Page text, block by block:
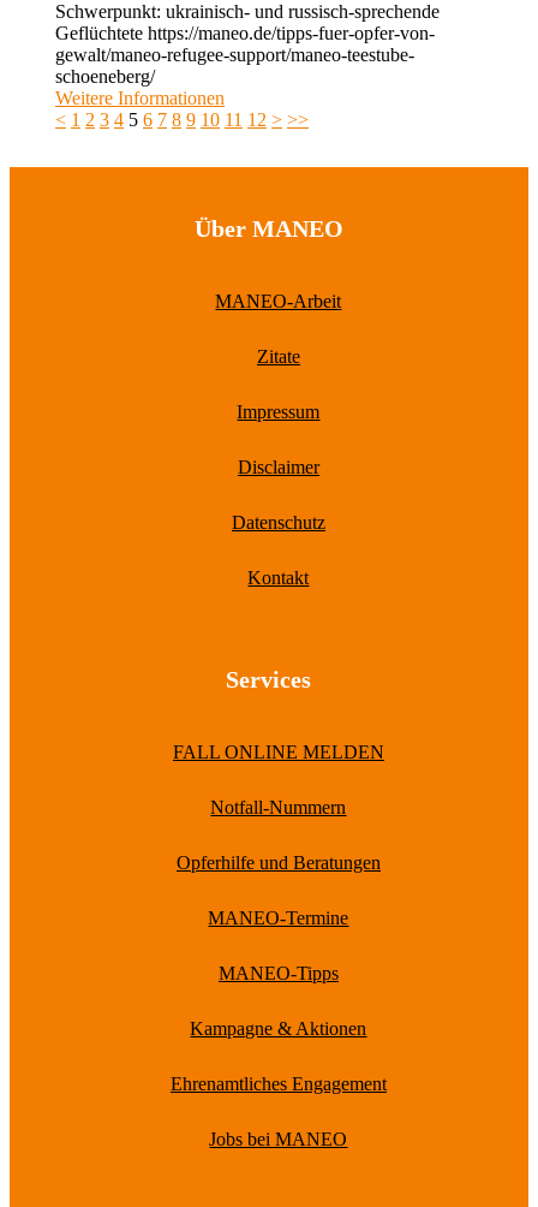
Schwerpunkt: ukrainisch- und russisch-sprechende
Geflüchtete https://maneo.de/tipps-fuer-opfer-von-
gewalt/maneo-refugee-support/maneo-teestube-
schoeneberg/
Weitere Informationen
< 1 2 3 4 5 6 7 8 9 10 11 12 > >>
Über MANEO
MANEO-Arbeit
Zitate
Impressum
Disclaimer
Datenschutz
Kontakt
Services
FALL ONLINE MELDEN
Notfall-Nummern
Opferhilfe und Beratungen
MANEO-Termine
MANEO-Tipps
Kampagne & Aktionen
Ehrenamtliches Engagement
Jobs bei MANEO